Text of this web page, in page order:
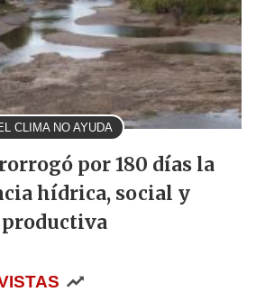
CLIMA NO AYUDA
por 180 días la
hídrica, social y
productiva